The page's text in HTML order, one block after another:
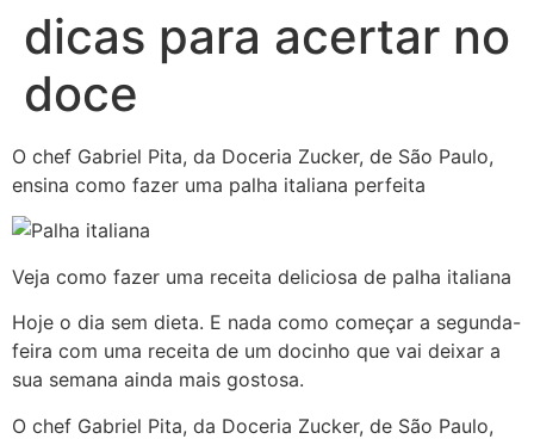
dicas para acertar no
doce
O chef Gabriel Pita, da Doceria Zucker, de São Paulo,
ensina como fazer uma palha italiana perfeita
Veja como fazer uma receita deliciosa de palha italiana
Hoje o dia sem dieta. E nada como começar a segunda-
feira com uma receita de um docinho que vai deixar a
sua semana ainda mais gostosa.
O chef Gabriel Pita, da Doceria Zucker, de São Paulo,